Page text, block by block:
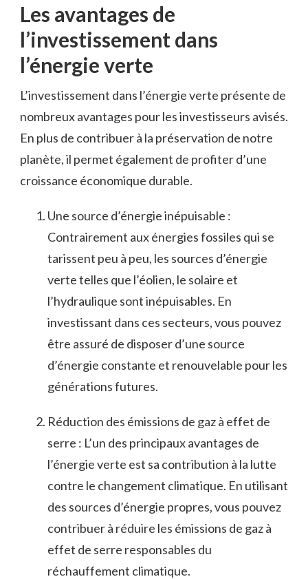
Les avantages ⁣de
l’investissement dans
l’énergie verte
L’investissement dans l’énergie verte présente ‍de
nombreux avantages pour les investisseurs avisés.
En plus‍ de contribuer à la préservation de notre
planète, il permet également de profiter d’une
croissance économique durable.
Une source⁢ d’énergie inépuisable : ​
Contrairement aux énergies fossiles qui se
tarissent ⁢peu ‌à peu, les⁤ sources d’énergie
verte⁢ telles que l’éolien, ⁢le solaire et
⁣l’hydraulique sont inépuisables.‍ En‌
investissant dans ces secteurs, vous pouvez
être assuré de disposer‍ d’une source
d’énergie constante et renouvelable pour les
‍générations futures.
Réduction des émissions de gaz‍ à effet ⁤de
serre : L’un des principaux avantages de
l’énergie verte est sa contribution à la ‌lutte
contre le changement climatique. ⁢En utilisant
des sources⁢ d’énergie propres, vous pouvez
contribuer⁣ à réduire les émissions de gaz à
effet de serre responsables du
réchauffement climatique.